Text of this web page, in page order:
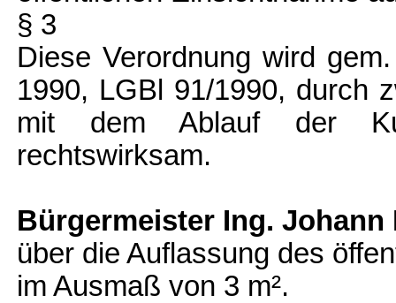
§ 3
Diese Verordnung wird
1990, LGBl 91/1990, durch
mit dem Ablauf der
rechtswirksam.
Bürgermeister Ing. Johann
über die Auflassung des
im Ausmaß von 3 m².